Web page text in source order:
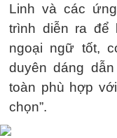
Linh và các
trình diễn ra để
ngoại ngữ tốt,
duyên dáng
toàn phù hợp
chọn”.